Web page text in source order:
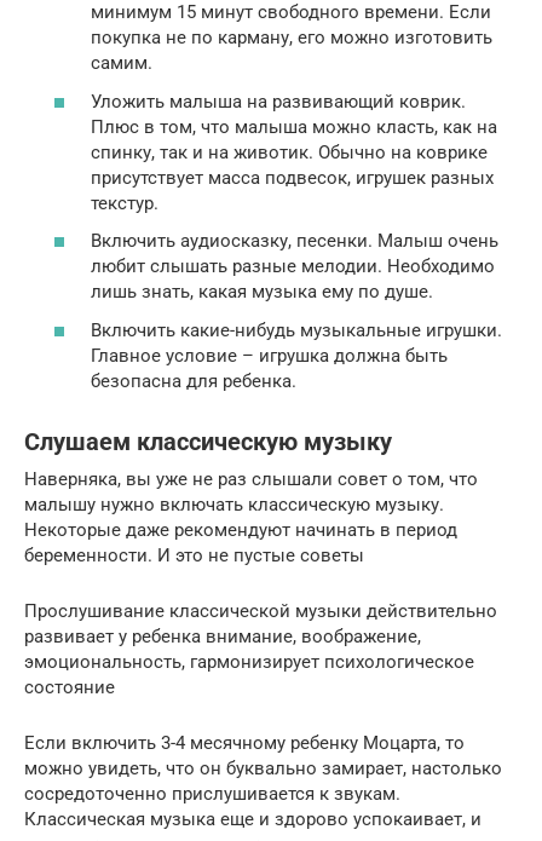
минимум 15 минут свободного времени. Если
покупка не по карману, его можно изготовить
самим.
Уложить малыша на развивающий коврик.
Плюс в том, что малыша можно класть, как на
спинку, так и на животик. Обычно на коврике
присутствует масса подвесок, игрушек разных
текстур.
Включить аудиосказку, песенки. Малыш очень
любит слышать разные мелодии. Необходимо
лишь знать, какая музыка ему по душе.
Включить какие-нибудь музыкальные игрушки.
Главное условие – игрушка должна быть
безопасна для ребенка.
Слушаем классическую музыку
Наверняка, вы уже не раз слышали совет о том, что
малышу нужно включать классическую музыку.
Некоторые даже рекомендуют начинать в период
беременности. И это не пустые советы
Прослушивание классической музыки действительно
развивает у ребенка внимание, воображение,
эмоциональность, гармонизирует психологическое
состояние
Если включить 3-4 месячному ребенку Моцарта, то
можно увидеть, что он буквально замирает, настолько
сосредоточенно прислушивается к звукам.
Классическая музыка еще и здорово успокаивает, и